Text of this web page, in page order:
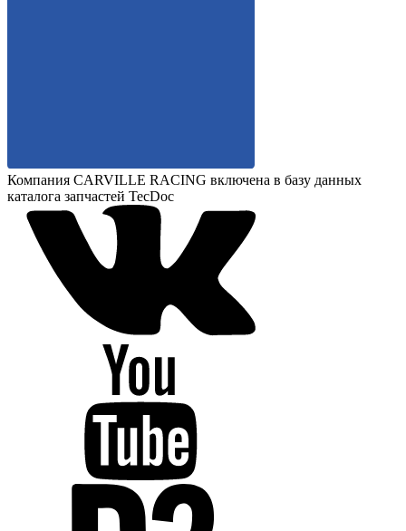
Компания CARVILLE RACING включена в базу данных
каталога запчастей TecDoc